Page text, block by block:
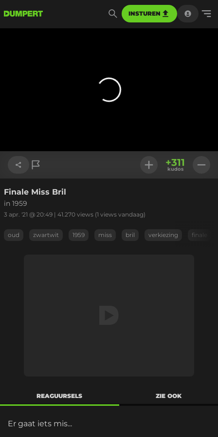
INSTUREN
Link kopiëren
+311
kudos
Finale Miss Bril
in 1959
3 apr. '21 @ 20:49 | 41.270 views (1 views vandaag)
oud zwartwit 1959 miss bril verkiezing finale
REAGUURSELS ZIE OOK
Er gaat iets mis...